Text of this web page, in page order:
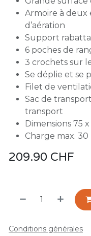
Armoire à deux
d’aération
Support
6 poches de
3 crochets sur
Se déplie et se
Filet de
Sac de
transport
Dimensions 75
Charge max. 30
209.90 CHF
Conditions générales